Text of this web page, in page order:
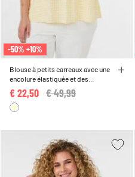
-50% +10%
Blouse à petits carreaux avec une
encolure élastiquée et des
manches coudePrice reduced from
€ 49,99
€ 22,50